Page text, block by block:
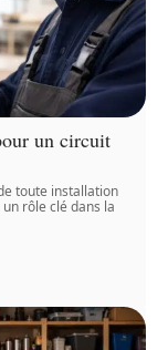
un circuit
toute installation
rôle clé dans la